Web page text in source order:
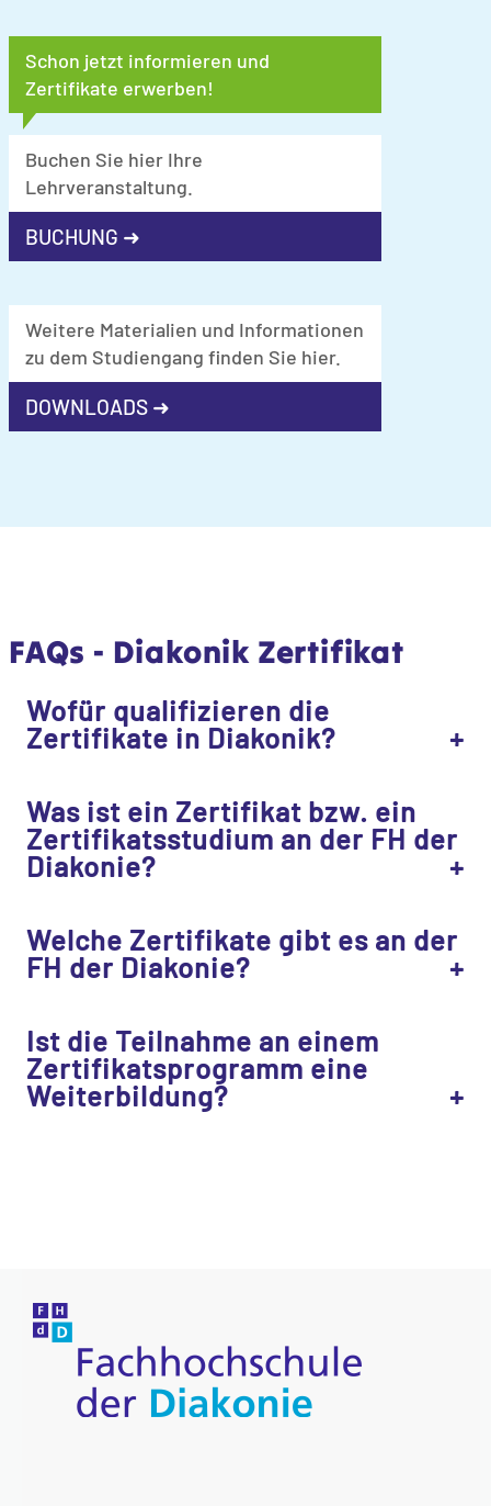
Schon jetzt informieren und
Zertifikate erwerben!
Buchen Sie hier Ihre
Lehrveranstaltung.
BUCHUNG ➜
Weitere Materialien und Informationen
zu dem Studiengang finden Sie hier.
DOWNLOADS ➜
FAQs - Diakonik Zertifikat
Wofür qualifizieren die
Zertifikate in Diakonik?
Was ist ein Zertifikat bzw. ein
Zertifikatsstudium an der FH der
Diakonie?
Welche Zertifikate gibt es an der
FH der Diakonie?
Ist die Teilnahme an einem
Zertifikatsprogramm eine
Weiterbildung?